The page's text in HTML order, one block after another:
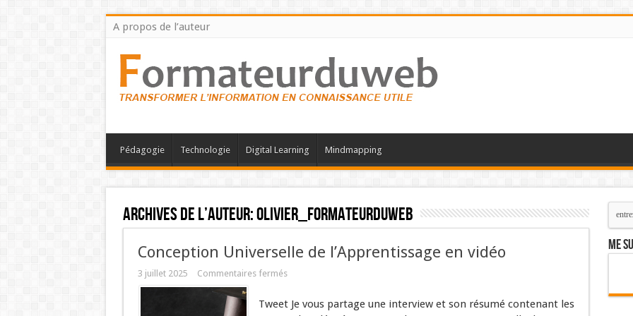
A propos de l’auteur
Pédagogie Technologie Digital Learning Mindmapping
Archives de l’auteur:olivier_formateurduweb
Conception Universelle de l’Apprentissage en vidéo
3 juillet 2025 Commentaires fermés
Tweet Je vous partage une interview et son résumé contenant les
Me